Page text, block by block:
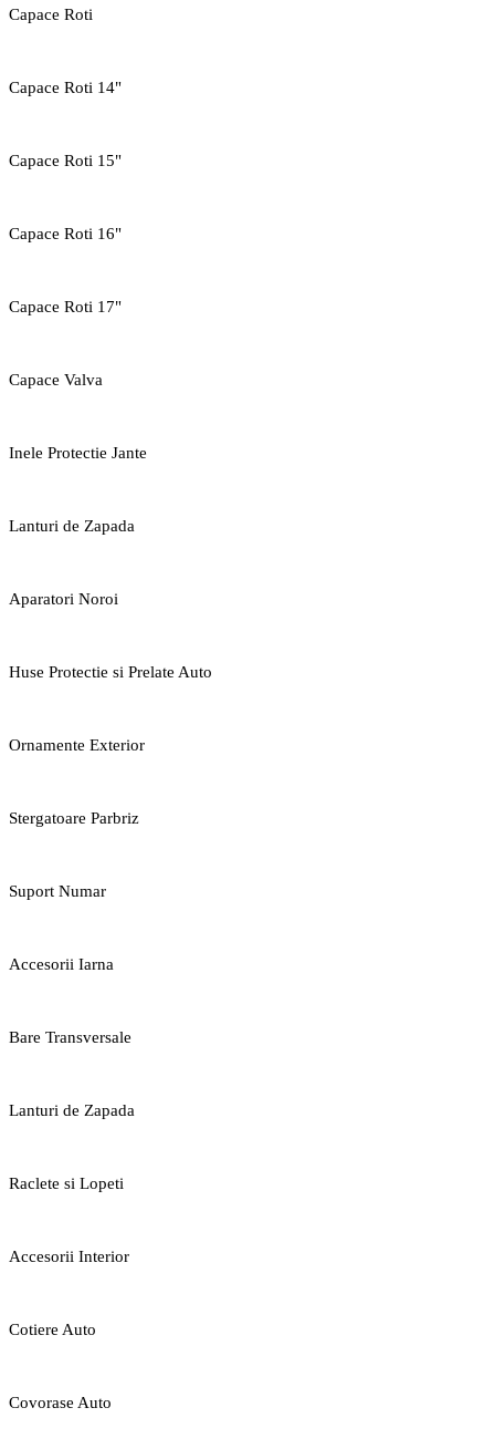
Capace Roti
Capace Roti 14"
Capace Roti 15"
Capace Roti 16"
Capace Roti 17"
Capace Valva
Inele Protectie Jante
Lanturi de Zapada
Aparatori Noroi
Huse Protectie si Prelate Auto
Ornamente Exterior
Stergatoare Parbriz
Suport Numar
Accesorii Iarna
Bare Transversale
Lanturi de Zapada
Raclete si Lopeti
Accesorii Interior
Cotiere Auto
Covorase Auto